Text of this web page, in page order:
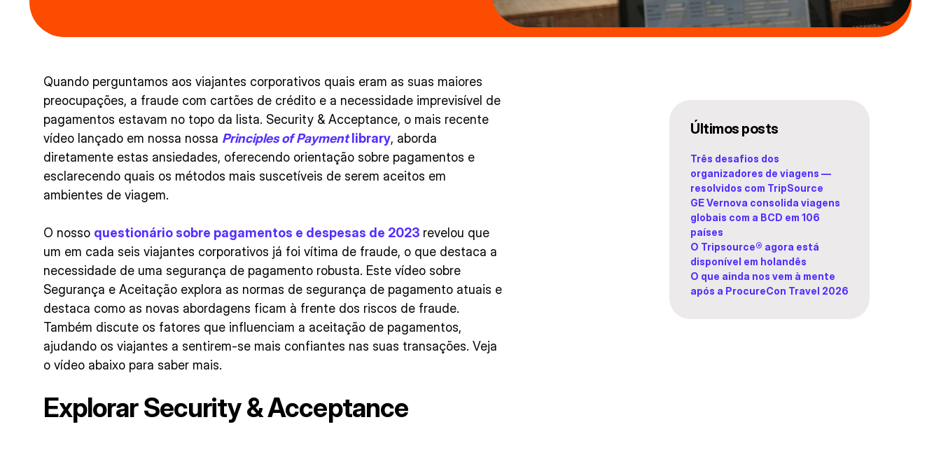
Quando perguntamos aos viajantes corporativos quais eram as suas maiores
preocupações, a fraude com cartões de crédito e a necessidade imprevisível de
pagamentos estavam no topo da lista. Security & Acceptance, o mais recente
vídeo lançado em nossa nossa Principles of Paymentlibrary, aborda
diretamente estas ansiedades, oferecendo orientação sobre pagamentos e
esclarecendo quais os métodos mais suscetíveis de serem aceitos em
ambientes de viagem.
O nosso questionário sobre pagamentos e despesas de 2023 revelou que
um em cada seis viajantes corporativos já foi vítima de fraude, o que destaca a
necessidade de uma segurança de pagamento robusta. Este vídeo sobre
Segurança e Aceitação explora as normas de segurança de pagamento atuais e
destaca como as novas abordagens ficam à frente dos riscos de fraude.
Também discute os fatores que influenciam a aceitação de pagamentos,
ajudando os viajantes a sentirem-se mais confiantes nas suas transações. Veja
o vídeo abaixo para saber mais.
ExplorarSecurity & Acceptance
Últimos posts
Três desafios dos
organizadores de viagens —
resolvidos com TripSource
GE Vernova consolida viagens
globais com a BCD em 106
países
O Tripsource® agora está
disponível em holandês
O que ainda nos vem à mente
após a ProcureCon Travel 2026